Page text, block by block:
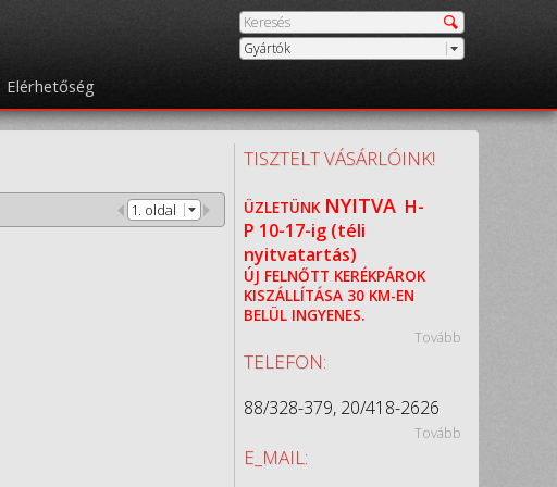
Gyártók
Elérhetőség
1. oldal
TISZTELT VÁSÁRLÓINK!
ÜZLETÜNK NYITVA H-
P 10-17-ig (téli
nyitvatartás)
ÚJ FELNŐTT KERÉKPÁROK
KISZÁLLÍTÁSA 30 KM-EN
BELÜL INGYENES.
Tovább
TELEFON:
88/328-379, 20/418-2626
Tovább
E_MAIL: